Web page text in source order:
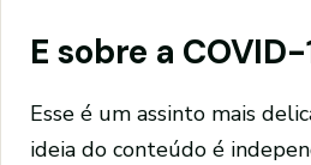
E sobre a COVID-
Esse é um assinto mais
ideia do conteúdo é